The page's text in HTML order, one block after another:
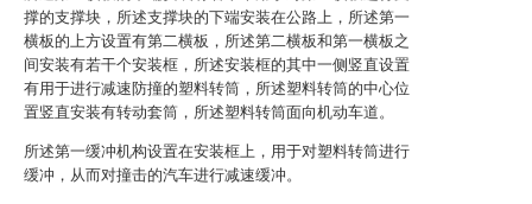
撑的支撑块，所述支撑块的下端安装在公路上，所述第一
横板的上方设置有第二横板，所述第二横板和第一横板之
间安装有若干个安装框，所述安装框的其中一侧竖直设置
有用于进行减速防撞的塑料转筒，所述塑料转筒的中心位
置竖直安装有转动套筒，所述塑料转筒面向机动车道。
所述第一缓冲机构设置在安装框上，用于对塑料转筒进行
缓冲，从而对撞击的汽车进行减速缓冲。